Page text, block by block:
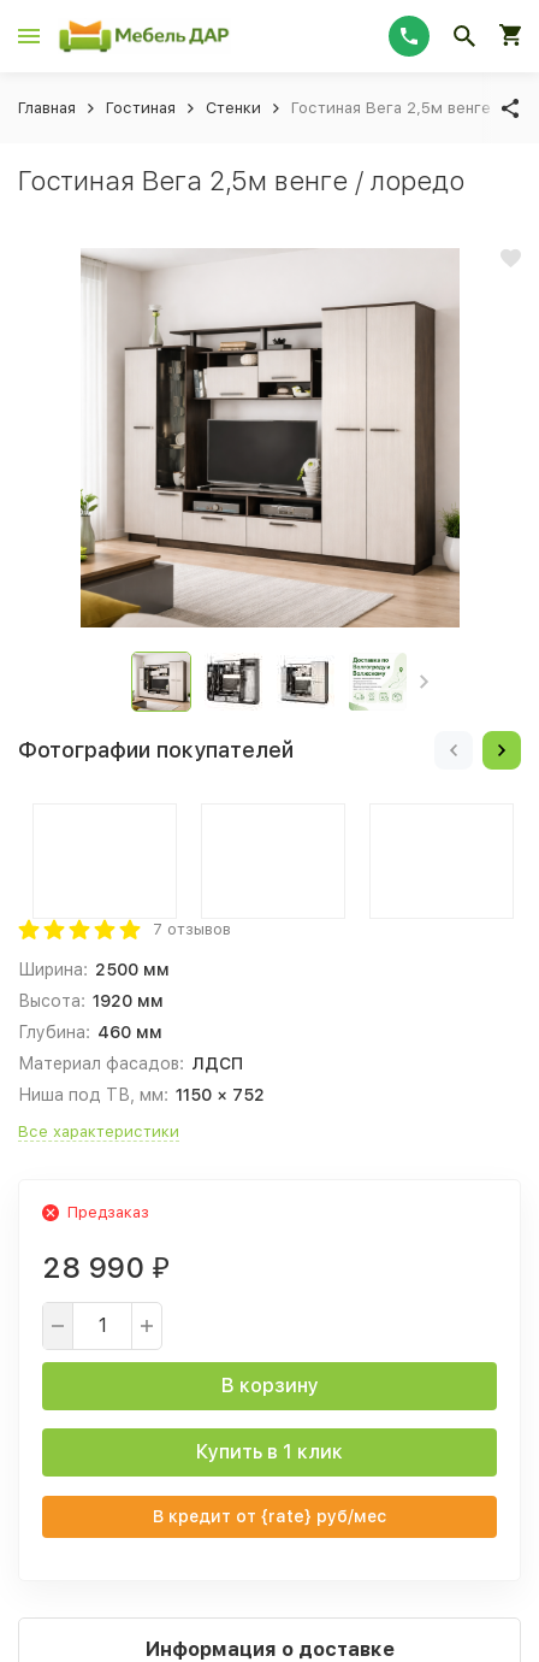
Главная Гостиная Стенки Гостиная Вега 2,5м венге /
Гостиная Вега 2,5м венге / лоредо
Фотографии покупателей
7 отзывов
Ширина: 2500 мм
Высота: 1920 мм
Глубина: 460 мм
Материал фасадов: ЛДСП
Ниша под ТВ, мм: 1150 × 752
Все характеристики
Предзаказ
28 990 ₽
В корзину
Купить в 1 клик
В кредит от {rate} руб/мес
Информация о доставке